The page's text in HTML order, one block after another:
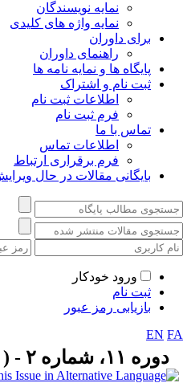
نمایه نویسندگان
نمایه واژه های کلیدی
برای داوران
راهنمای داوران
پایگاه ها و نمایه نامه ها
ثبت نام و اشتراک
اطلاعات ثبت نام
فرم ثبت نام
تماس با ما
اطلاعات تماس
فرم برقراری ارتباط
بایگانی مقالات در حال ویرایش
ورود خودکار
ثبت نام
بازیابی رمز عبور
EN
دوره ۱۱، شماره ۲ - ( ۲-۱۴۰۲ )